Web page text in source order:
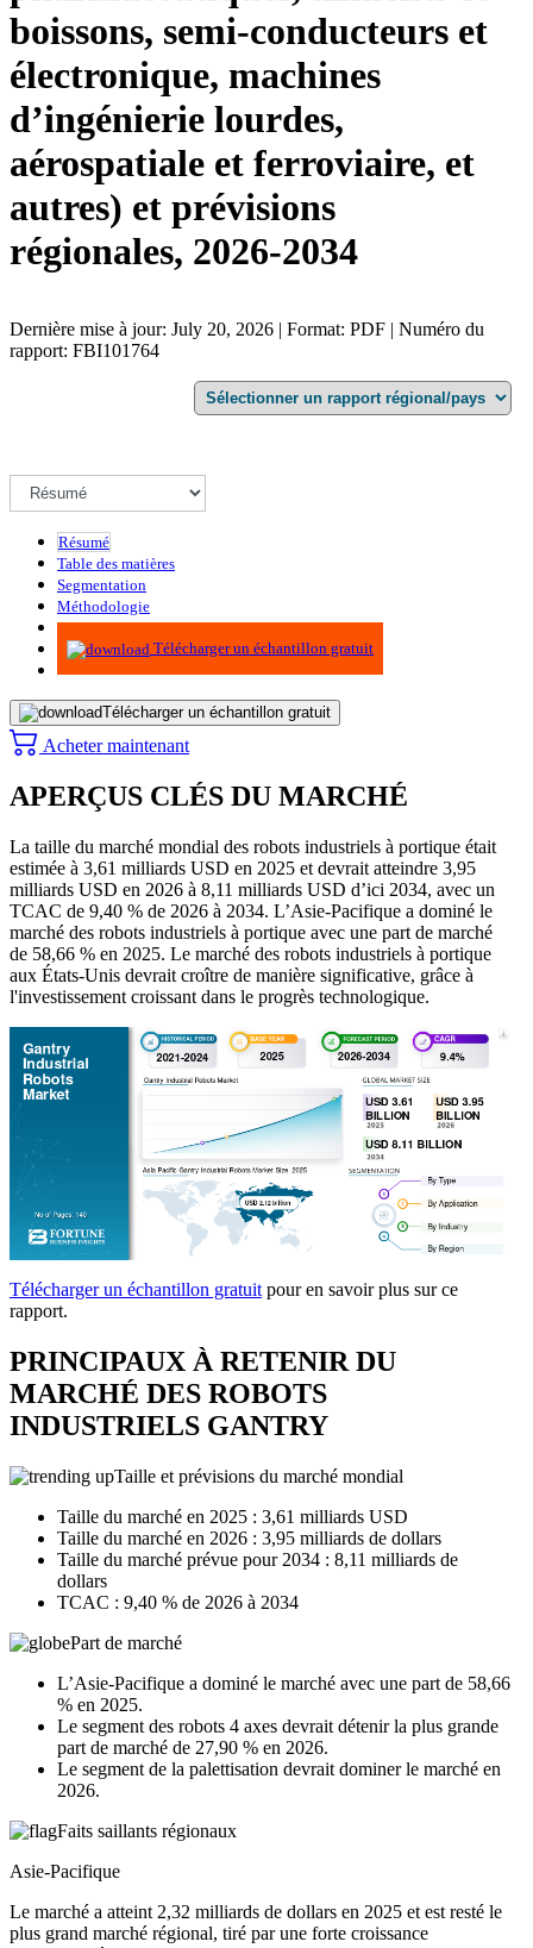
boissons, semi-conducteurs et
électronique, machines
d’ingénierie lourdes,
aérospatiale et ferroviaire, et
autres) et prévisions
régionales, 2026-2034
Dernière mise à jour: July 20, 2026 | Format: PDF | Numéro du
rapport: FBI101764
Résumé
Table des matières
Segmentation
Méthodologie
Infographie
Télécharger un échantillon gratuit
Télécharger un échantillon gratuit
Acheter maintenant
APERÇUS CLÉS DU MARCHÉ
La taille du marché mondial des robots industriels à portique était
estimée à 3,61 milliards USD en 2025 et devrait atteindre 3,95
milliards USD en 2026 à 8,11 milliards USD d’ici 2034, avec un
TCAC de 9,40 % de 2026 à 2034. L’Asie-Pacifique a dominé le
marché des robots industriels à portique avec une part de marché
de 58,66 % en 2025. Le marché des robots industriels à portique
aux États-Unis devrait croître de manière significative, grâce à
l'investissement croissant dans le progrès technologique.
Télécharger un échantillon gratuit pour en savoir plus sur ce
rapport.
PRINCIPAUX À RETENIR DU
MARCHÉ DES ROBOTS
INDUSTRIELS GANTRY
Taille et prévisions du marché mondial
Taille du marché en 2025 : 3,61 milliards USD
Taille du marché en 2026 : 3,95 milliards de dollars
Taille du marché prévue pour 2034 : 8,11 milliards de
dollars
TCAC : 9,40 % de 2026 à 2034
Part de marché
L’Asie-Pacifique a dominé le marché avec une part de 58,66
% en 2025.
Le segment des robots 4 axes devrait détenir la plus grande
part de marché de 27,90 % en 2026.
Le segment de la palettisation devrait dominer le marché en
2026.
Faits saillants régionaux
Asie-Pacifique
Le marché a atteint 2,32 milliards de dollars en 2025 et est resté le
plus grand marché régional, tiré par une forte croissance